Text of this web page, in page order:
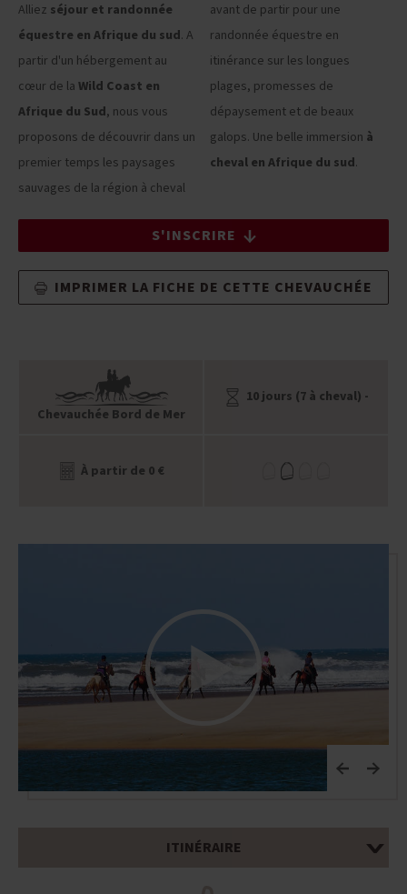
Alliez séjour et randonnée
équestre en Afrique du sud. A
partir d'un hébergement au
cœur de la Wild Coast en
Afrique du Sud, nous vous
proposons de découvrir dans un
premier temps les paysages
sauvages de la région à cheval
avant de partir pour une
randonnée équestre en
itinérance sur les longues
plages, promesses de
dépaysement et de beaux
galops. Une belle immersion à
cheval en Afrique du sud.
S'INSCRIRE
IMPRIMER LA FICHE DE CETTE CHEVAUCHÉE
Chevauchée Bord de Mer
10 jours (7 à cheval) -
À partir de 0 €
ITINÉRAIRE